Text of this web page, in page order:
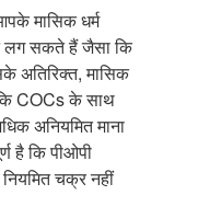
मासिक धर्म
लग सकते हैं जैसा कि
अतिरिक्त, मासिक
COCs के साथ
अनियमित माना
है कि पीओपी
चक्र नहीं